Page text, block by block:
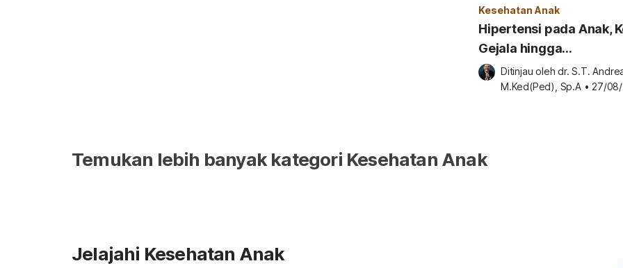
Kesehatan Anak
Hipertensi pada Anak,
Gejala hingga
Pengobatannya
Ditinjau oleh dr. S.T.
M.Ked(Ped), Sp.A • 27/
Temukan lebih banyak kategori Kesehatan Anak
Jelajahi Kesehatan Anak